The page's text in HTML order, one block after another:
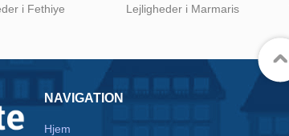
i Fethiye
Lejligheder i Marmaris
NAVIGATION
Hjem